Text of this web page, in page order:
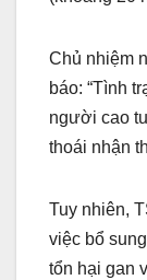
Chủ nhiệm
báo: “Tình
người cao
thoái nhận
Tuy nhiên,
việc bổ
tổn hại gan